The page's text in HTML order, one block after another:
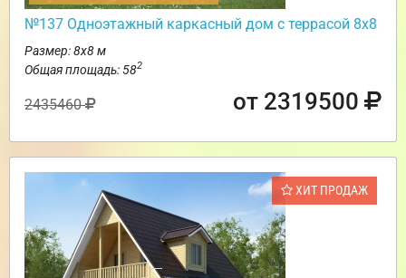
№137 Одноэтажный каркасный дом с террасой 8х8
Размер: 8х8 м
Общая площадь: 582
2435460 от 2319500
ХИТ ПРОДАЖ